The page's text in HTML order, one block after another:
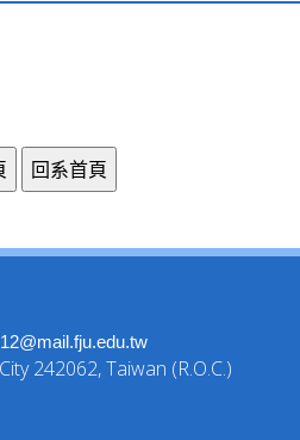
242062, Taiwan (R.O.C.)